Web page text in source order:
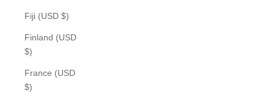
Fiji (USD $)
Finland (USD
$)
France (USD
$)